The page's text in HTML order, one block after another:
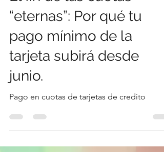
Armando Bienestar
18 may
2 min de lectura
El fin de las cuotas
“eternas”: Por qué tu
pago mínimo de la
tarjeta subirá desde
junio.